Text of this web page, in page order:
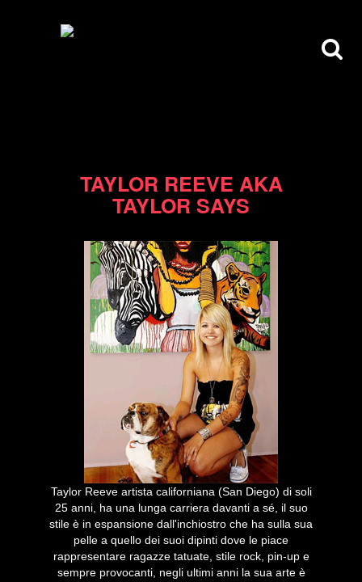
TAYLOR REEVE AKA
TAYLOR SAYS
Taylor Reeve artista californiana (San Diego) di soli
25 anni, ha una lunga carriera davanti a sé, il suo
stile è in espansione dall'inchiostro che ha sulla sua
pelle a quello dei suoi dipinti dove le piace
rappresentare ragazze tatuate, stile rock, pin-up e
sempre provocanti, negli ultimi anni la sua arte è